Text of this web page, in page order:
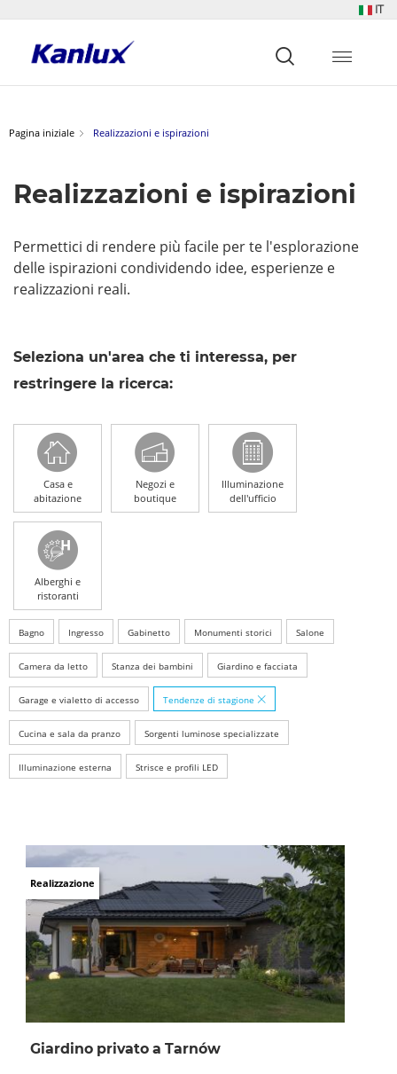
IT
główna
Pagina iniziale Realizzazioni e ispirazioni
Realizzazioni e ispirazioni
Permettici di rendere più facile per te l'esplorazione
delle ispirazioni condividendo idee, esperienze e
realizzazioni reali.
Seleziona un'area che ti interessa, per
restringere la ricerca:
Casa e
abitazione
Negozi e
boutique
Illuminazione
dell'ufficio
Alberghi e
ristoranti
Bagno Ingresso Gabinetto Monumenti storici Salone
Camera da letto Stanza dei bambini Giardino e facciata
Garage e vialetto di accesso Tendenze di stagione
Cucina e sala da pranzo Sorgenti luminose specializzate
Illuminazione esterna Strisce e profili LED
Realizzazione
Giardino privato a Tarnów